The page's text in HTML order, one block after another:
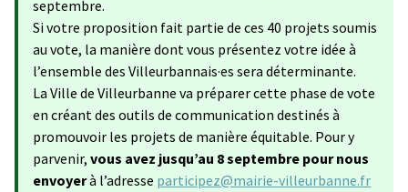
septembre.
Si votre proposition fait partie de ces 40 projets soumis
au vote, la manière dont vous présentez votre idée à
l’ensemble des Villeurbannais·es sera déterminante.
La Ville de Villeurbanne va préparer cette phase de vote
en créant des outils de communication destinés à
promouvoir les projets de manière équitable. Pour y
parvenir, vous avez jusqu’au 8 septembre pour nous
envoyerà l’adresse participez@mairie-villeurbanne.fr